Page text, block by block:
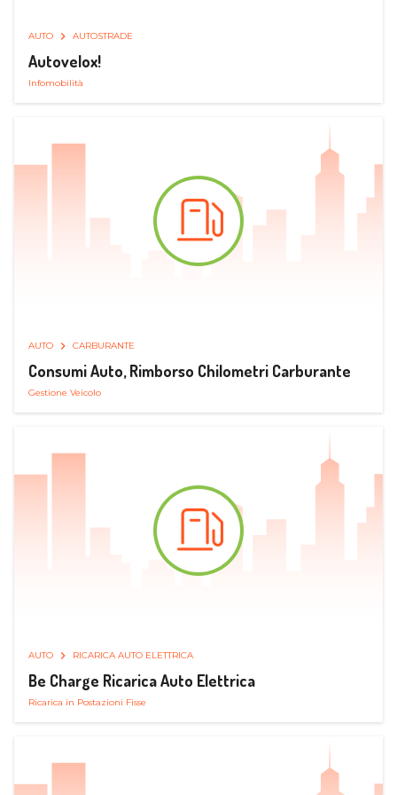
AUTO AUTOSTRADE
Autovelox!
Infomobilità
AUTO CARBURANTE
Consumi Auto, Rimborso Chilometri Carburante
Gestione Veicolo
AUTO RICARICA AUTO ELETTRICA
Be Charge Ricarica Auto Elettrica
Ricarica in Postazioni Fisse